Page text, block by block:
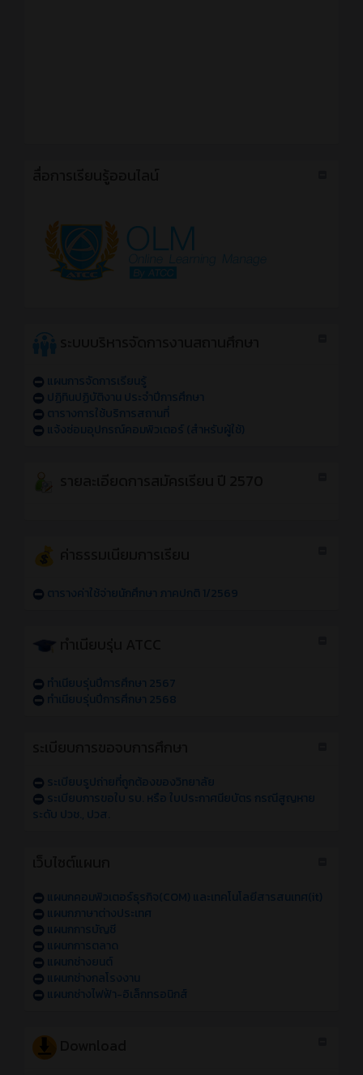
แผนการจัดการเรียนรู้
ปฏิทินปฏิบัติงาน ประจำปีการศึกษา
ตารางการใช้บริการสถานที่
แจ้งซ่อมอุปกรณ์คอมพิวเตอร์ (สำหรับผู้ใช้)
ตารางค่าใช้จ่ายนักศึกษา ภาคปกติ 1/2569
ทำเนียบรุ่นปีการศึกษา 2567
ทำเนียบรุ่นปีการศึกษา 2568
ระเบียบรูปถ่ายที่ถูกต้องของวิทยาลัย
ระเบียบการขอใบ รบ. หรือ ใบประกาศนียบัตร กรณีสูญหาย
ระดับ ปวช., ปวส.
แผนกคอมพิวเตอร์ธุรกิจ(COM) และเทคโนโลยีสารสนเทศ(it)
แผนกภาษาต่างประเทศ
แผนกการบัญชี
แผนกการตลาด
แผนกช่างยนต์
แผนกช่างกลโรงงาน
แผนกช่างไฟฟ้า-อิเล็กทรอนิกส์